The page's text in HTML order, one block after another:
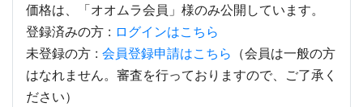
価格は、「オオムラ会員」様のみ公開しています。
登録済みの方 : ログインはこちら
未登録の方 : 会員登録申請はこちら （会員は一般の方
はなれません。審査を行っておりますので、ご了承く
ださい）